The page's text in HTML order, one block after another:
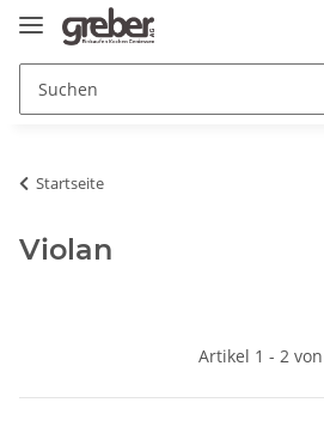
Startseite
Violan
Artikel 1 - 2